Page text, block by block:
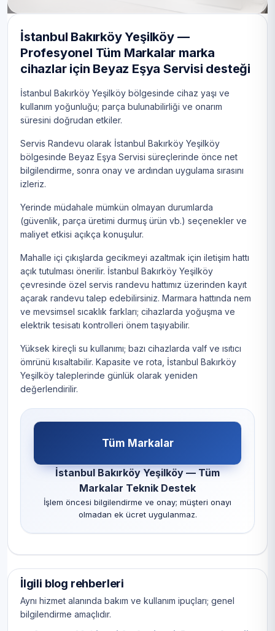
İstanbul Bakırköy Yeşilköy —
Profesyonel Tüm Markalar marka
cihazlar için Beyaz Eşya Servisi desteği
İstanbul Bakırköy Yeşilköy bölgesinde cihaz yaşı ve
kullanım yoğunluğu; parça bulunabilirliği ve onarım
süresini doğrudan etkiler.
Servis Randevu olarak İstanbul Bakırköy Yeşilköy
bölgesinde Beyaz Eşya Servisi süreçlerinde önce net
bilgilendirme, sonra onay ve ardından uygulama sırasını
izleriz.
Yerinde müdahale mümkün olmayan durumlarda
(güvenlik, parça üretimi durmuş ürün vb.) seçenekler ve
maliyet etkisi açıkça konuşulur.
Mahalle içi çıkışlarda gecikmeyi azaltmak için iletişim hattı
açık tutulması önerilir. İstanbul Bakırköy Yeşilköy
çevresinde özel servis randevu hattımız üzerinden kayıt
açarak randevu talep edebilirsiniz. Marmara hattında nem
ve mevsimsel sıcaklık farkları; cihazlarda yoğuşma ve
elektrik tesisatı kontrolleri önem taşıyabilir.
Yüksek kireçli su kullanımı; bazı cihazlarda valf ve ısıtıcı
ömrünü kısaltabilir. Kapasite ve rota, İstanbul Bakırköy
Yeşilköy taleplerinde günlük olarak yeniden
değerlendirilir.
Tüm Markalar
İstanbul Bakırköy Yeşilköy — Tüm
Markalar Teknik Destek
İşlem öncesi bilgilendirme ve onay; müşteri onayı
olmadan ek ücret uygulanmaz.
İlgili blog rehberleri
Aynı hizmet alanında bakım ve kullanım ipuçları; genel
bilgilendirme amaçlıdır.